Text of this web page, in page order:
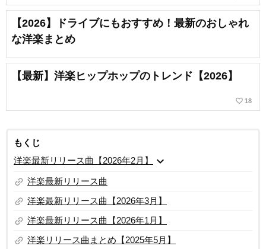
【2026】ドライブにもおすすめ！最新のおしゃれ
な洋楽まとめ
【最新】洋楽ヒップホップのトレンド【2026】
favorite_border 18
もくじ
洋楽最新リリース曲【2026年2月】
expand_more
link 洋楽最新リリース曲
link 洋楽最新リリース曲【2026年3月】
link 洋楽最新リリース曲【2026年1月】
link 洋楽リリース曲まとめ【2025年5月】